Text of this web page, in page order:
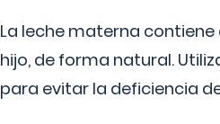
La leche materna
hijo, de forma natural.
para evitar la deficiencia